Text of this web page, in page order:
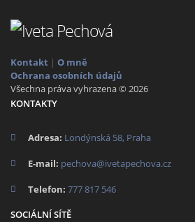
Kontakt | O mně
Ochrana osobních údajů
Všechna práva vyhrazena © 2026
KONTAKTY
Adresa: Londýnská 58, Praha
E-mail: pechova@ivetapechova.cz
Telefon: 777 817 546
SOCIÁLNÍ SÍTĚ